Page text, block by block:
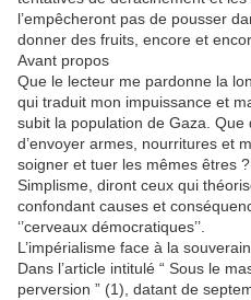
l’empêcheront pas de pousser
donner des fruits, encore et
Avant propos
Que le lecteur me pardonne la
qui traduit mon impuissance et
subit la population de Gaza. Que
d’envoyer armes, nourritures et
soigner et tuer les mêmes êtres ?
Simplisme, diront ceux qui
confondant causes et
‘’cerveaux démocratiques’’.
L’impérialisme face à la
Dans l’article intitulé “ Sous le
perversion ” (1), datant de